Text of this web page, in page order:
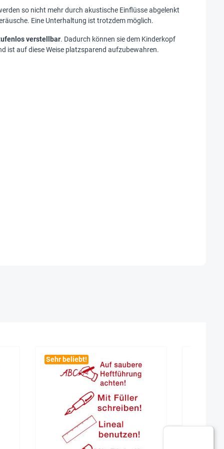
so nicht mehr durch akustische Einflüsse abgelenkt
Eine Unterhaltung ist trotzdem möglich.
verstellbar. Dadurch können sie dem Kinderkopf
ist auf diese Weise platzsparend aufzubewahren.
Sehr beliebt!